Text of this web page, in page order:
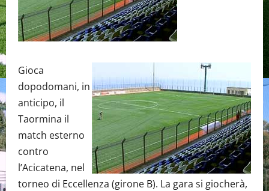
Gioca
dopodomani, in
anticipo, il
Taormina il
match esterno
contro
l’Acicatena, nel
torneo di Eccellenza (girone B). La gara si giocherà,